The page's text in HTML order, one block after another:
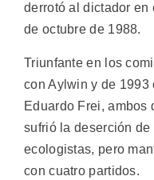
derrotó al dictador
de octubre de 1988.
Triunfante en los
con Aylwin y de
Eduardo Frei, ambos
sufrió la deserción
ecologistas, pero
con cuatro partidos.